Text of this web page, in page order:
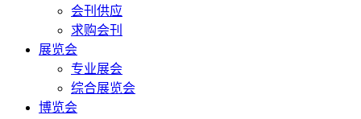
会刊供应
求购会刊
展览会
专业展会
综合展览会
博览会